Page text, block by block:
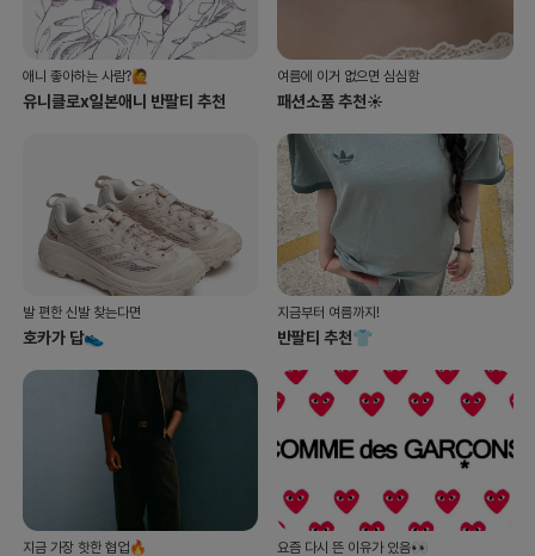
애니 좋아하는 사람?🙋
유니클로x일본애니 반팔티 추천
여름에 이거 없으면 심심함
패션소품 추천☀️
발 편한 신발 찾는다면
호카가 답👟
지금부터 여름까지!
반팔티 추천👕
지금 가장 핫한 협업🔥 요즘 다시 뜬 이유가 있음👀